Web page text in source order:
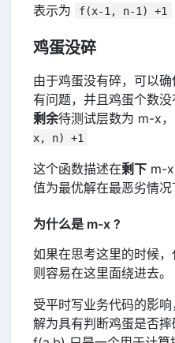
表示为
f(x-1, n-1) +1
鸡蛋没碎
由于鸡蛋没有碎，可以
有问题，并且鸡蛋个数没
剩余待测试层数为 m-x
x, n) +1
这个函数描述在剩下 m-
值为最优解在最恶劣情况
为什么是 m-x ?
如果在思考这里的时候，
则容易在这里面绕进去。
受平时写业务代码的影
解为具有判断鸡蛋是否